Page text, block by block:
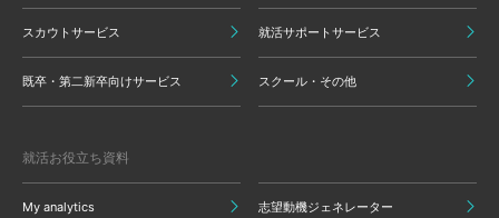
スカウトサービス 就活サポートサービス
既卒・第二新卒向けサービス スクール・その他
就活お役立ち資料
My analytics 志望動機ジェネレーター